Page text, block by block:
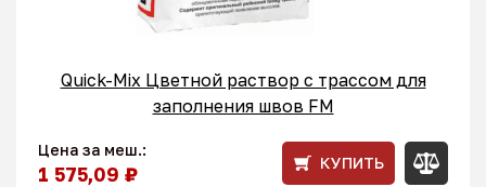
Quick-Mix Цветной раствор с трассом для
заполнения швов FM
Цена за меш.:
1 575,09 ₽ КУПИТЬ